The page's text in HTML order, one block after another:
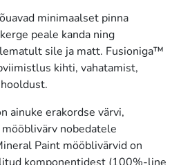
minimaalset pinna
peale kanda ning
sile ja matt. Fusioniga™
kihti, vahatamist,
ainuke erakordse värvi,
nobedatele
Paint mööblivärvid on